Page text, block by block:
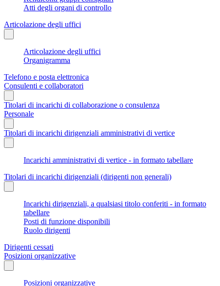
Atti degli organi di controllo
Articolazione degli uffici
Articolazione degli uffici
Organigramma
Telefono e posta elettronica
Consulenti e collaboratori
Titolari di incarichi di collaborazione o consulenza
Personale
Titolari di incarichi dirigenziali amministrativi di vertice
Incarichi amministrativi di vertice - in formato tabellare
Titolari di incarichi dirigenziali (dirigenti non generali)
Incarichi dirigenziali, a qualsiasi titolo conferiti - in formato
tabellare
Posti di funzione disponibili
Ruolo dirigenti
Dirigenti cessati
Posizioni organizzative
Posizioni organizzative